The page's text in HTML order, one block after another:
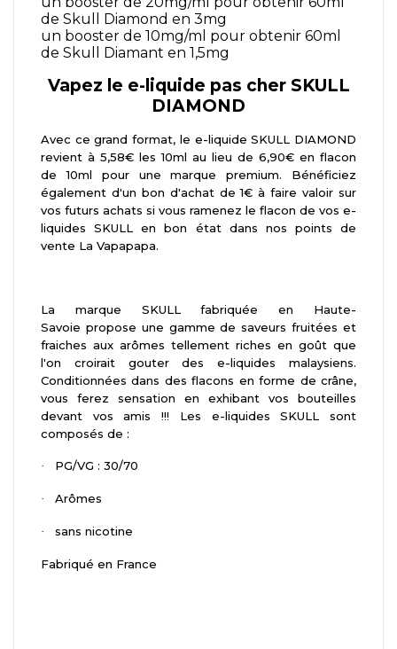
de Skull Diamond en 3mg
un booster de 10mg/ml pour obtenir 60ml
de Skull Diamant en 1,5mg
Vapez le e-liquide pas cher SKULL
DIAMOND
Avec ce grand format, le e-liquide SKULL DIAMOND
revient à 5,58€ les 10ml au lieu de 6,90€ en flacon
de 10ml pour une marque premium. Bénéficiez
également d'un bon d'achat de 1€ à faire valoir sur
vos futurs achats si vous ramenez le flacon de vos e-
liquides SKULL en bon état dans nos points de
vente La Vapapapa.
La marque SKULL fabriquée en Haute-
Savoie propose une gamme de saveurs fruitées et
fraiches aux arômes tellement riches en goût que
l'on croirait gouter des e-liquides malaysiens.
Conditionnées dans des flacons en forme de crâne,
vous ferez sensation en exhibant vos bouteilles
devant vos amis !!! Les e-liquides SKULL sont
composés de :
· PG/VG : 30/70
· Arômes
· sans nicotine
Fabriqué en France